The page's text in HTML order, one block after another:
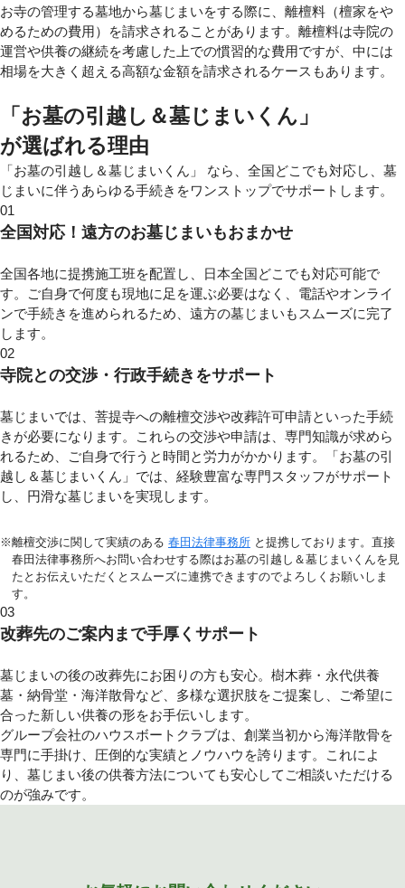
お寺の管理する墓地から墓じまいをする際に、離檀料（檀家をや
めるための費用）を請求されることがあります。離檀料は寺院の
運営や供養の継続を考慮した上での慣習的な費用ですが、中には
相場を大きく超える高額な金額を請求されるケースもあります。
「お墓の引越し＆墓じまいくん」
が選ばれる理由
「お墓の引越し＆墓じまいくん」 なら、全国どこでも対応し、墓
じまいに伴うあらゆる手続きをワンストップでサポートします。
01
全国対応！遠方のお墓じまいもおまかせ
全国各地に提携施工班を配置し、日本全国どこでも対応可能で
す。ご自身で何度も現地に足を運ぶ必要はなく、電話やオンライ
ンで手続きを進められるため、遠方の墓じまいもスムーズに完了
します。
02
寺院との交渉・行政手続きをサポート
墓じまいでは、菩提寺への離檀交渉や改葬許可申請といった手続
きが必要になります。これらの交渉や申請は、専門知識が求めら
れるため、ご自身で行うと時間と労力がかかります。「お墓の引
越し＆墓じまいくん」では、経験豊富な専門スタッフがサポート
し、円滑な墓じまいを実現します。
※離檀交渉に関して実績のある 春田法律事務所 と提携しております。直接
春田法律事務所へお問い合わせする際はお墓の引越し＆墓じまいくんを見
たとお伝えいただくとスムーズに連携できますのでよろしくお願いしま
す。
03
改葬先のご案内まで手厚くサポート
墓じまいの後の改葬先にお困りの方も安心。樹木葬・永代供養
墓・納骨堂・海洋散骨など、多様な選択肢をご提案し、ご希望に
合った新しい供養の形をお手伝いします。
グループ会社のハウスボートクラブは、創業当初から海洋散骨を
専門に手掛け、圧倒的な実績とノウハウを誇ります。これによ
り、墓じまい後の供養方法についても安心してご相談いただける
のが強みです。